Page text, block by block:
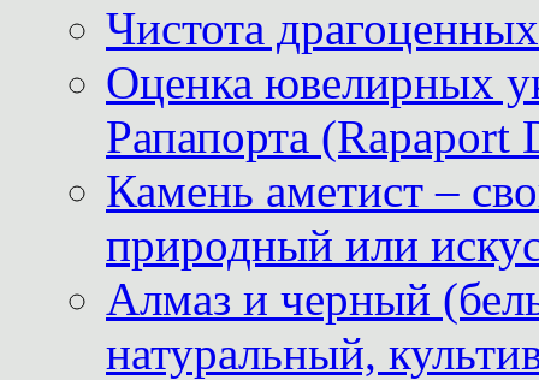
Чистота
Оценка ювелирных
Рапапорта (Rapaport
Камень аметист –
природный или
Алмаз и черный
натуральный,